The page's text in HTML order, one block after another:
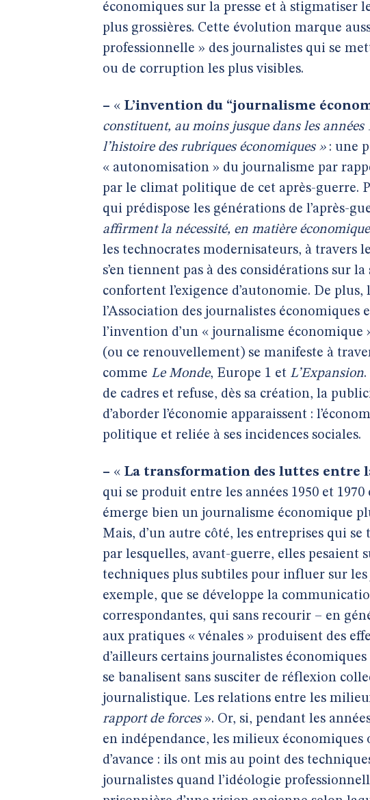
économiques sur la presse et à stigmatiser
plus grossières. Cette évolution marque
professionnelle » des journalistes qui se
ou de corruption les plus visibles.
– « L’invention du “journalisme
constituent, au moins jusque dans les
l’histoire des rubriques économiques »: une
« autonomisation » du journalisme par
par le climat politique de cet après-guerre.
qui prédispose les générations de l’après-
affirment la nécessité, en matière
les technocrates modernisateurs, à travers
s’en tiennent pas à des considérations sur
confortent l’exigence d’autonomie. De
l’Association des journalistes économiques
l’invention d’un « journalisme
(ou ce renouvellement) se manifeste à
comme Le Monde, Europe 1 et L’Expansion
de cadres et refuse, dès sa création, la
d’aborder l’économie apparaissent :
politique et reliée à ses incidences sociales.
– « La transformation des luttes entre
qui se produit entre les années 1950 et
émerge bien un journalisme économique
Mais, d’un autre côté, les entreprises qui
par lesquelles, avant-guerre, elles pesaient
techniques plus subtiles pour influer sur les
exemple, que se développe la
correspondantes, qui sans recourir – en
aux pratiques « vénales » produisent des
d’ailleurs certains journalistes
se banalisent sans susciter de réflexion
journalistique. Les relations entre les
rapport de forces». Or, si, pendant les
en indépendance, les milieux
d’avance : ils ont mis au point des
journalistes quand l’idéologie